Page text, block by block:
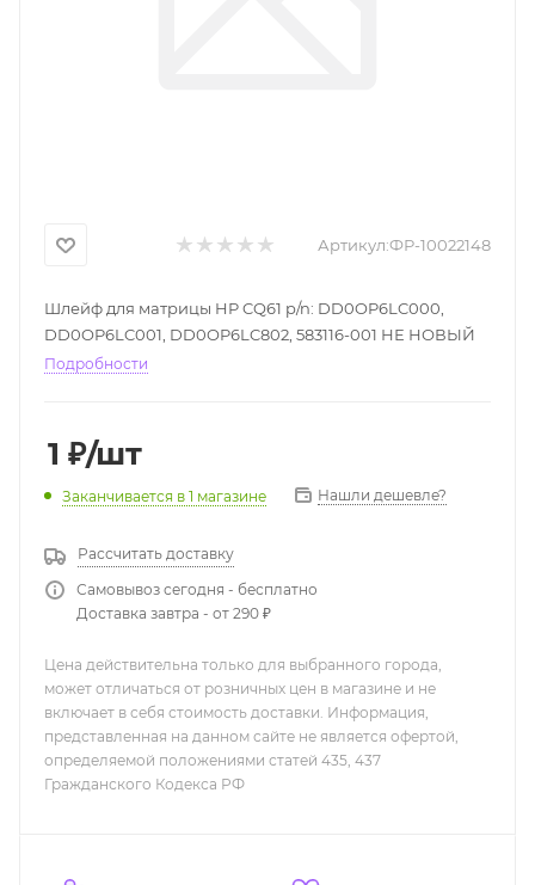
Артикул:ФР-10022148
Шлейф для матрицы HP CQ61 p/n: DD0OP6LC000,
DD0OP6LC001, DD0OP6LC802, 583116-001 НЕ НОВЫЙ
Подробности
1 ₽/шт
Заканчивается в 1 магазине Нашли дешевле?
Рассчитать доставку
Самовывоз сегодня - бесплатно
Доставка завтра - от 290 ₽
Цена действительна только для выбранного города,
может отличаться от розничных цен в магазине и не
включает в себя стоимость доставки. Информация,
представленная на данном сайте не является офертой,
определяемой положениями статей 435, 437
Гражданского Кодекса РФ